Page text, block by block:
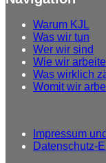
Warum KJL
Was wir tun
Wer wir sind
Wie wir
Was wirklich
Womit wir
Impressum
Datenschutz-